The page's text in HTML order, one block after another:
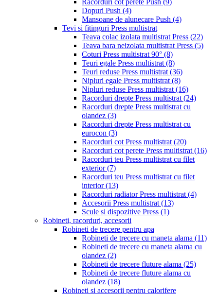
Racorduri cot perete Push (9)
Dopuri Push (4)
Mansoane de alunecare Push (4)
Tevi si fitinguri Press multistrat
Teava colac izolata multistrat Press (22)
Teava bara neizolata multistrat Press (5)
Coturi Press multistrat 90° (8)
Teuri egale Press multistrat (8)
Teuri reduse Press multistrat (36)
Nipluri egale Press multistrat (8)
Nipluri reduse Press multistrat (16)
Racorduri drepte Press multistrat (24)
Racorduri drepte Press multistrat cu
olandez (3)
Racorduri drepte Press multistrat cu
eurocon (3)
Racorduri cot Press multistrat (20)
Racorduri cot perete Press multistrat (16)
Racorduri teu Press multistrat cu filet
exterior(7)
Racorduri teu Press multistrat cu filet
interior(13)
Racorduri radiator Press multistrat (4)
Accesorii Press multistrat (13)
Scule si dispozitive Press (1)
Robineti, racorduri, accesorii
Robineti de trecere pentru apa
Robineti de trecere cu maneta alama (11)
Robineti de trecere cu maneta alama cu
olandez (2)
Robineti de trecere fluture alama (25)
Robineti de trecere fluture alama cu
olandez (18)
Robineti si accesorii pentru calorifere